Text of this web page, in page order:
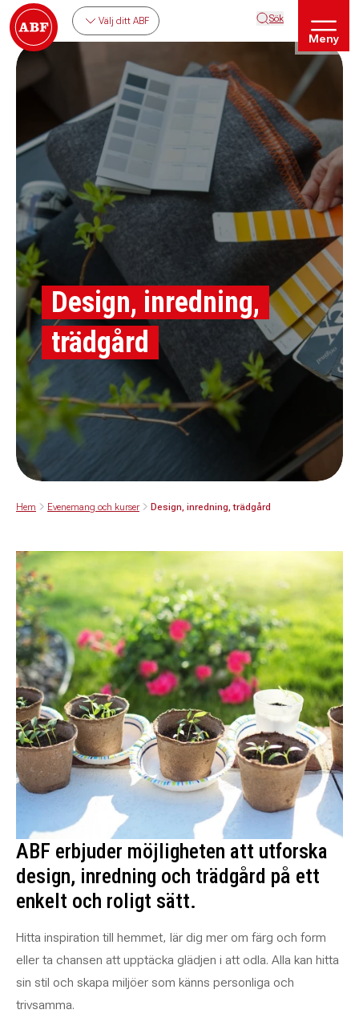
Välj ditt ABF Sök
Meny
Design, inredning,
trädgård
Hem Evenemang och kurser Design, inredning, trädgård
ABF erbjuder möjligheten att utforska
design, inredning och trädgård på ett
enkelt och roligt sätt.
Hitta inspiration till hemmet, lär dig mer om färg och form
eller ta chansen att upptäcka glädjen i att odla. Alla kan hitta
sin stil och skapa miljöer som känns personliga och
trivsamma.